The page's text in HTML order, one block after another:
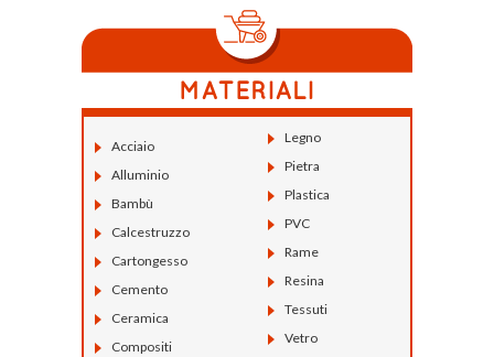
Acciaio
Alluminio
Bambù
Calcestruzzo
Cartongesso
Cemento
Ceramica
Compositi
Legno
Pietra
Plastica
PVC
Rame
Resina
Tessuti
Vetro